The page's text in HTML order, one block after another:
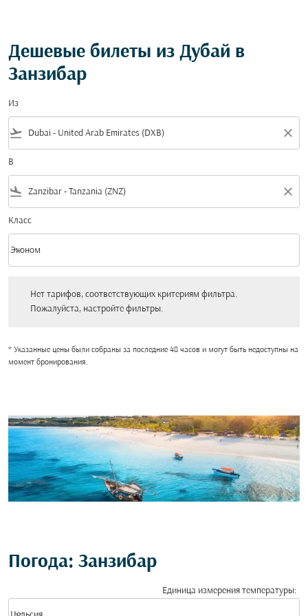
Дешевые билеты из Дубай в
Занзибар
Из
flight_takeoff close
В
flight_land close
Класс
Класс option Эконом Selected
Эконом
keyboard_arrow_down
Нет тарифов, соответствующих критериям фильтра.
Пожалуйста, настройте фильтры.
* Указанные цены были собраны за последние 48 часов и могут быть недоступны на
момент бронирования.
Погода: Занзибар
Единица измерения температуры: